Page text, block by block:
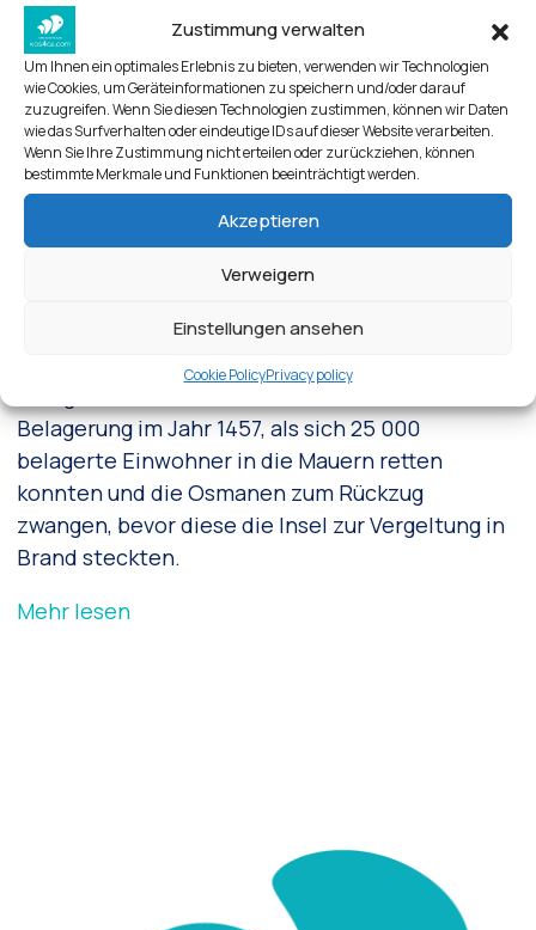
Zustimmung verwalten
Um Ihnen ein optimales Erlebnis zu bieten, verwenden wir Technologien
wie Cookies, um Geräteinformationen zu speichern und/oder darauf
zuzugreifen. Wenn Sie diesen Technologien zustimmen, können wir Daten
wie das Surfverhalten oder eindeutige IDs auf dieser Website verarbeiten.
Wenn Sie Ihre Zustimmung nicht erteilen oder zurückziehen, können
bestimmte Merkmale und Funktionen beeinträchtigt werden.
Akzeptieren
Verweigern
Einstellungen ansehen
Cookie PolicyPrivacy policy
Festung von Antimachia
Ein Höhepunkt in der Geschichte der Burg ist der
Belagerung im Jahr 1457, als sich 25 000
belagerte Einwohner in die Mauern retten
konnten und die Osmanen zum Rückzug
zwangen, bevor diese die Insel zur Vergeltung in
Brand steckten.
Mehr lesen